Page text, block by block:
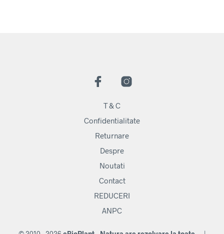
T & C
Confidentialitate
Returnare
Despre
Noutati
Contact
REDUCERI
ANPC